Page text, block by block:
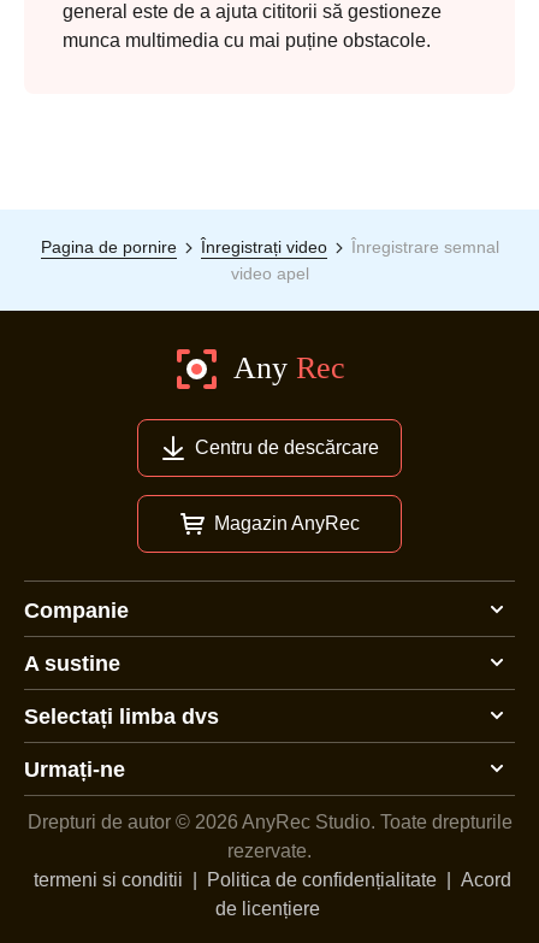
general este de a ajuta cititorii să gestioneze
munca multimedia cu mai puține obstacole.
Pagina de pornire Înregistrați video
Înregistrare semnal
video apel
Centru de descărcare
Magazin AnyRec
Companie
A sustine
Selectați limba dvs
Urmați-ne
Drepturi de autor © 2026 AnyRec Studio. Toate drepturile
rezervate.
termeni si conditii
Politica de confidențialitate
Acord
de licențiere